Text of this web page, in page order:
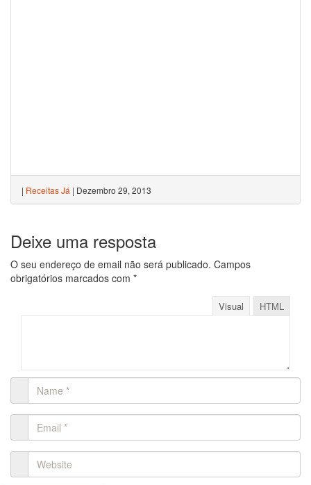
| Receitas Já | Dezembro 29, 2013
Deixe uma resposta
O seu endereço de email não será publicado. Campos
obrigatórios marcados com *
Visual HTML